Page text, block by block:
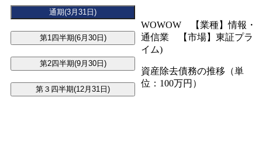
WOWOW 【業種】情報・
通信業 【市場】東証プラ
イム)
資産除去債務の推移（単
位：100万円）